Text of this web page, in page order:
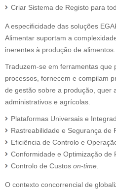
Criar Sistema de Registo para
A especificidade das soluções
Alimentar suportam a
inerentes à produção de alimentos.
Traduzem-se em ferramentas que
processos, fornecem e compilam
de gestão sobre a produção, quer
administrativos e agrícolas.
Plataformas Universais e
Rastreabilidade e Segurança de
Eficiência de Controlo e
Conformidade e Optimização de
Controlo de Custos on-time.
O contexto concorrencial de